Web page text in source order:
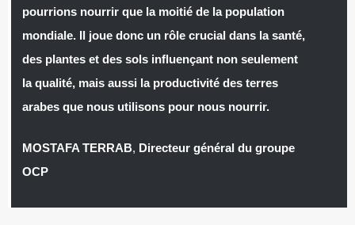
pourrions nourrir que la moitié de la population
mondiale. Il joue donc un rôle crucial dans la santé,
des plantes et des sols influençant non seulement
la qualité, mais aussi la productivité des terres
arabes que nous utilisons pour nous nourrir.
MOSTAFA TERRAB, Directeur général du groupe
OCP